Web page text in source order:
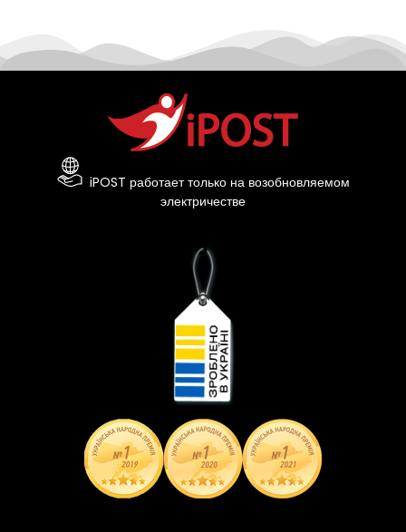
iPOST работает только на возобновляемом
электричестве